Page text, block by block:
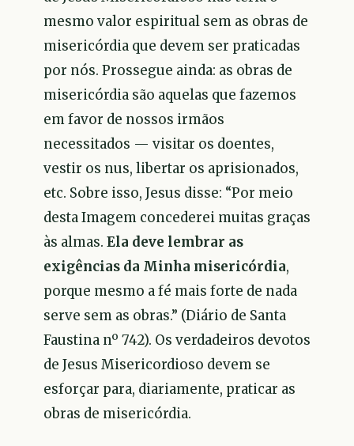
mesmo valor espiritual sem as obras de
misericórdia que devem ser praticadas
por nós. Prossegue ainda: as obras de
misericórdia são aquelas que fazemos
em favor de nossos irmãos
necessitados — visitar os doentes,
vestir os nus, libertar os aprisionados,
etc. Sobre isso, Jesus disse: “Por meio
desta Imagem concederei muitas graças
às almas. Ela deve lembrar as
exigências da Minha misericórdia,
porque mesmo a fé mais forte de nada
serve sem as obras.” (Diário de Santa
Faustina nº 742). Os verdadeiros devotos
de Jesus Misericordioso devem se
esforçar para, diariamente, praticar as
obras de misericórdia.